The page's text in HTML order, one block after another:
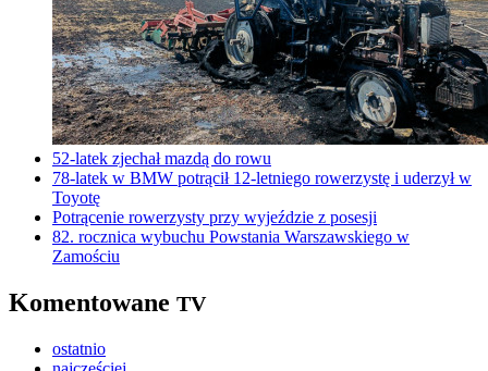
52-latek zjechał mazdą do rowu
78-latek w BMW potrącił 12-letniego rowerzystę i uderzył w
Toyotę
Potrącenie rowerzysty przy wyjeździe z posesji
82. rocznica wybuchu Powstania Warszawskiego w
Zamościu
Komentowane TV
ostatnio